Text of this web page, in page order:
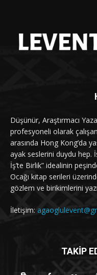
Düşünür, Araştırmacı
profesyoneli olarak
arasında Hong Kong’da
ayak seslerini duydu hep.
İş’te Birlik” idealinin
Ocağı kitap serileri
gözlem ve birikimlerini
İletişim:
TAKİP